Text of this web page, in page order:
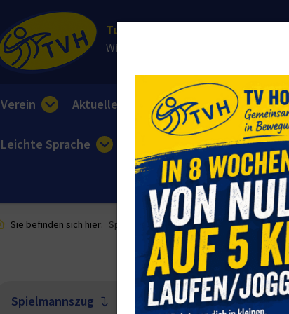
Turnverein Hohne von 1911 e.V.
Wir sorgen für Deine Fitness
Verein Aktuelles Events
Leichte Sprache
Sie befinden sich hier: Sportangebote Spielmannszug
Spielmannszug